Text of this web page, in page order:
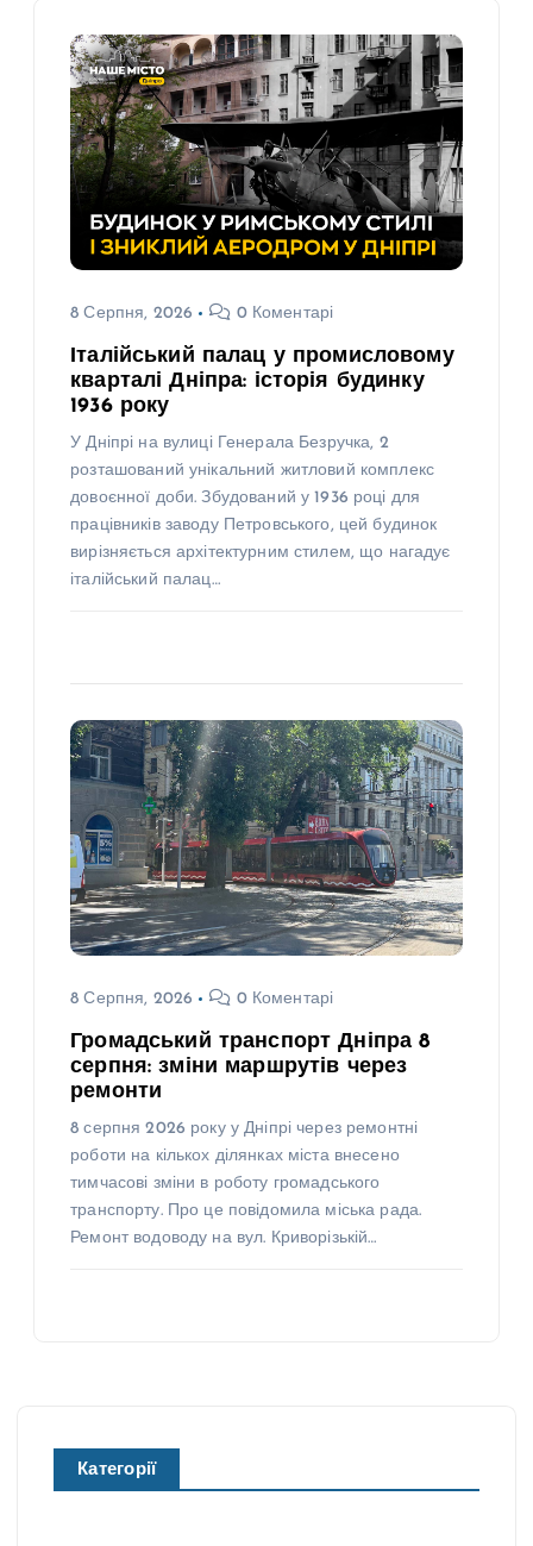
8 Серпня, 2026 0 Коментарі
Італійський палац у промисловому
кварталі Дніпра: історія будинку
1936 року
У Дніпрі на вулиці Генерала Безручка, 2
розташований унікальний житловий комплекс
довоєнної доби. Збудований у 1936 році для
працівників заводу Петровського, цей будинок
вирізняється архітектурним стилем, що нагадує
італійський палац…
8 Серпня, 2026 0 Коментарі
Громадський транспорт Дніпра 8
серпня: зміни маршрутів через
ремонти
8 серпня 2026 року у Дніпрі через ремонтні
роботи на кількох ділянках міста внесено
тимчасові зміни в роботу громадського
транспорту. Про це повідомила міська рада.
Ремонт водоводу на вул. Криворізькій…
Категорії